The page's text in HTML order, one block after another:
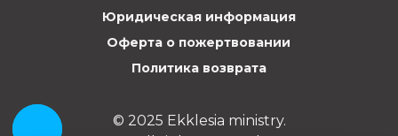
© 2025 Ekklesia ministry.
Юридическая информация
Оферта о пожертвовании
Политика возврата